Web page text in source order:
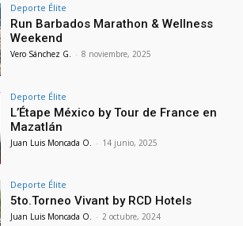
Deporte Élite
Run Barbados Marathon & Wellness
Weekend
Vero Sánchez G. - 8 noviembre, 2025
Deporte Élite
L’Étape México by Tour de France en
Mazatlán
Juan Luis Moncada O. - 14 junio, 2025
Deporte Élite
5to.Torneo Vivant by RCD Hotels
Juan Luis Moncada O. - 2 octubre, 2024